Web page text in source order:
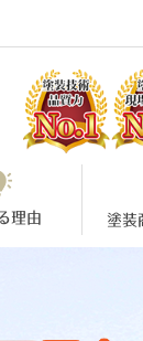
理由 塗装